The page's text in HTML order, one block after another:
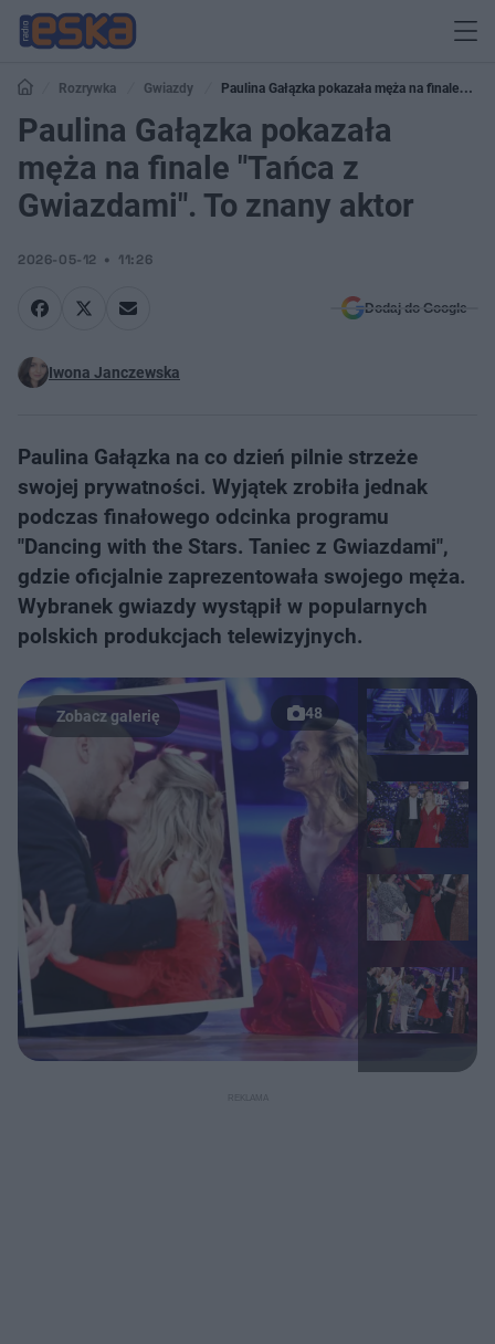
Rozrywka Gwiazdy
Paulina Gałązka pokazała męża na finale
"Tańca z Gwiazdami". To znany aktor
Paulina Gałązka pokazała
męża na finale "Tańca z
Gwiazdami". To znany aktor
2026-05-12 11:26
Dodaj do Google
Iwona Janczewska
Paulina Gałązka na co dzień pilnie strzeże
swojej prywatności. Wyjątek zrobiła jednak
podczas finałowego odcinka programu
"Dancing with the Stars. Taniec z Gwiazdami",
gdzie oficjalnie zaprezentowała swojego męża.
Wybranek gwiazdy wystąpił w popularnych
polskich produkcjach telewizyjnych.
48